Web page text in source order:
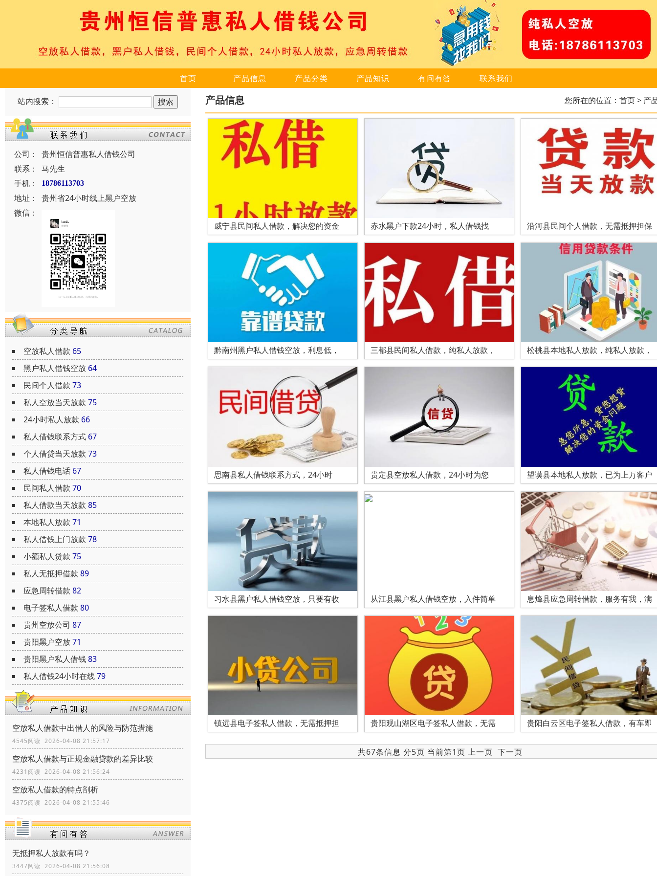
首页 产品信息 产品分类 产品知识 有问有答 联系我们
站内搜索：
公司：
贵州恒信普惠私人借钱公司
联系：
马先生
手机：
18786113703
地址：
贵州省24小时线上黑户空放
微信：
空放私人借款 65
黑户私人借钱空放 64
民间个人借款 73
私人空放当天放款 75
24小时私人放款 66
私人借钱联系方式 67
个人借贷当天放款 73
私人借钱电话 67
民间私人借款 70
私人借款当天放款 85
本地私人放款 71
私人借钱上门放款 78
小额私人贷款 75
私人无抵押借款 89
应急周转借款 82
电子签私人借款 80
贵州空放公司 87
贵阳黑户空放71
贵阳黑户私人借钱83
私人借钱24小时在线79
空放私人借款中出借人的风险与防范措施
4545阅读 2026-04-08 21:57:17
空放私人借款与正规金融贷款的差异比较
4231阅读 2026-04-08 21:56:24
空放私人借款的特点剖析
4375阅读 2026-04-08 21:55:46
无抵押私人放款有吗？
3447阅读 2026-04-08 21:56:08
产品信息 您所在的位置： 首页> 产
威宁县民间私人借款，解决您的资金 赤水黑户下款24小时，私人借钱找 沿河县民间个人借款，无需抵押担保
黔南州黑户私人借钱空放，利息低， 三都县民间私人借款，纯私人放款， 松桃县本地私人放款，纯私人放款，
思南县私人借钱联系方式，24小时 贵定县空放私人借款，24小时为您 望谟县本地私人放款，已为上万客户
习水县黑户私人借钱空放，只要有收 从江县黑户私人借钱空放，入件简单 息烽县应急周转借款，服务有我，满
镇远县电子签私人借款，无需抵押担 贵阳观山湖区电子签私人借款，无需 贵阳白云区电子签私人借款，有车即
共67条信息 分5页 当前第1页 上一页 下一页